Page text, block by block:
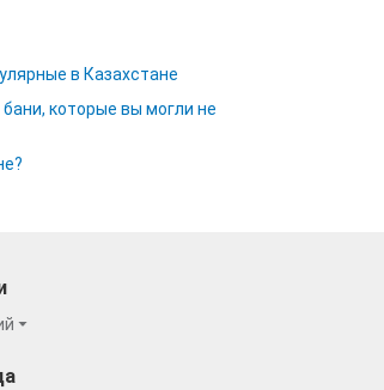
в Казахстане
которые вы могли не